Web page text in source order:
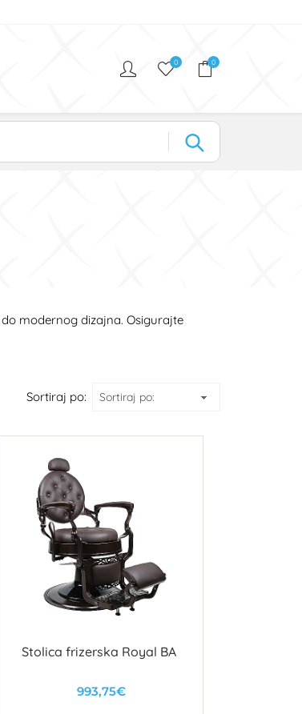
0 0
modernog dizajna. Osigurajte
Sortiraj po:
Stolica frizerska Royal BA
993,75€